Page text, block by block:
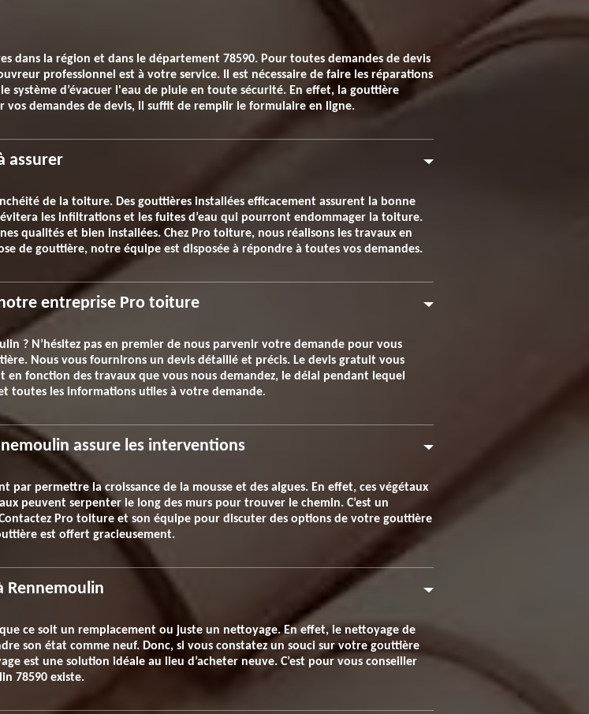
dans la région et dans le département 78590. Pour toutes demandes de devis
professionnel est à votre service. Il est nécessaire de faire les réparations
d’évacuer l'eau de pluie en toute sécurité. En effet, la gouttière
vos demandes de devis, il suffit de remplir le formulaire en ligne.
assurer
de la toiture. Des gouttières installées efficacement assurent la bonne
les infiltrations et les fuites d’eau qui pourront endommager la toiture.
qualités et bien installées. Chez Pro toiture, nous réalisons les travaux en
de gouttière, notre équipe est disposée à répondre à toutes vos demandes.
entreprise Pro toiture
? N’hésitez pas en premier de nous parvenir votre demande pour vous
Nous vous fournirons un devis détaillé et précis. Le devis gratuit vous
fonction des travaux que vous nous demandez, le délai pendant lequel
toutes les informations utiles à votre demande.
assure les interventions
par permettre la croissance de la mousse et des algues. En effet, ces végétaux
peuvent serpenter le long des murs pour trouver le chemin. C’est un
Pro toiture et son équipe pour discuter des options de votre gouttière
est offert gracieusement.
Rennemoulin
ce soit un remplacement ou juste un nettoyage. En effet, le nettoyage de
son état comme neuf. Donc, si vous constatez un souci sur votre gouttière
est une solution idéale au lieu d’acheter neuve. C’est pour vous conseiller
78590 existe.